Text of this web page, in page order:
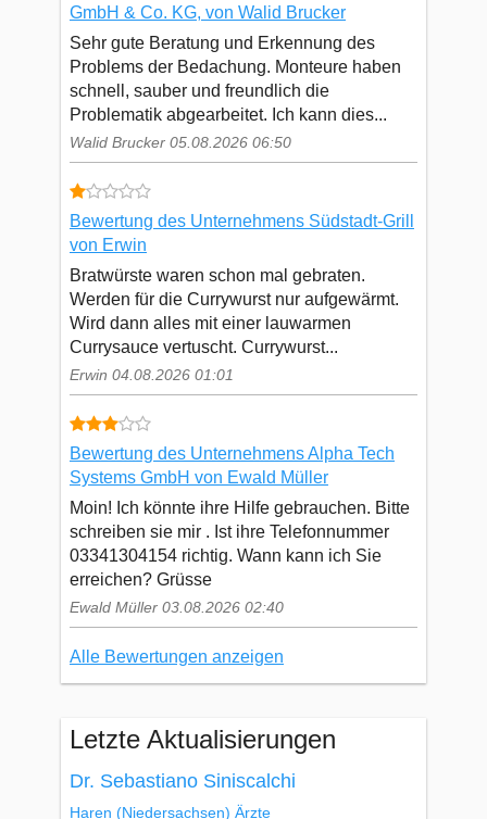
GmbH & Co. KG, von Walid Brucker
Sehr gute Beratung und Erkennung des
Problems der Bedachung. Monteure haben
schnell, sauber und freundlich die
Problematik abgearbeitet. Ich kann dies...
Walid Brucker 05.08.2026 06:50
Bewertung des Unternehmens Südstadt-Grill
von Erwin
Bratwürste waren schon mal gebraten.
Werden für die Currywurst nur aufgewärmt.
Wird dann alles mit einer lauwarmen
Currysauce vertuscht. Currywurst...
Erwin 04.08.2026 01:01
Bewertung des Unternehmens Alpha Tech
Systems GmbH von Ewald Müller
Moin! Ich könnte ihre Hilfe gebrauchen. Bitte
schreiben sie mir . Ist ihre Telefonnummer
03341304154 richtig. Wann kann ich Sie
erreichen? Grüsse
Ewald Müller 03.08.2026 02:40
Alle Bewertungen anzeigen
Letzte Aktualisierungen
Dr. Sebastiano Siniscalchi
Haren (Niedersachsen) Ärzte